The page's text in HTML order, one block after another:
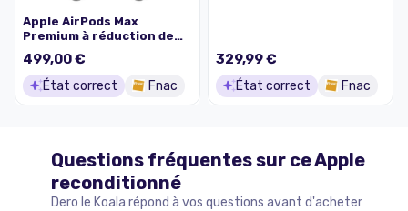
Apple AirPods Max
Premium à réduction de
Noir Reconditionné
Reborn
499,00 €
État correct Fnac
329,99 €
État correct Fnac
Questions fréquentes sur ceApple
reconditionné
Dero le Koala répond à vos questions avant d'acheter